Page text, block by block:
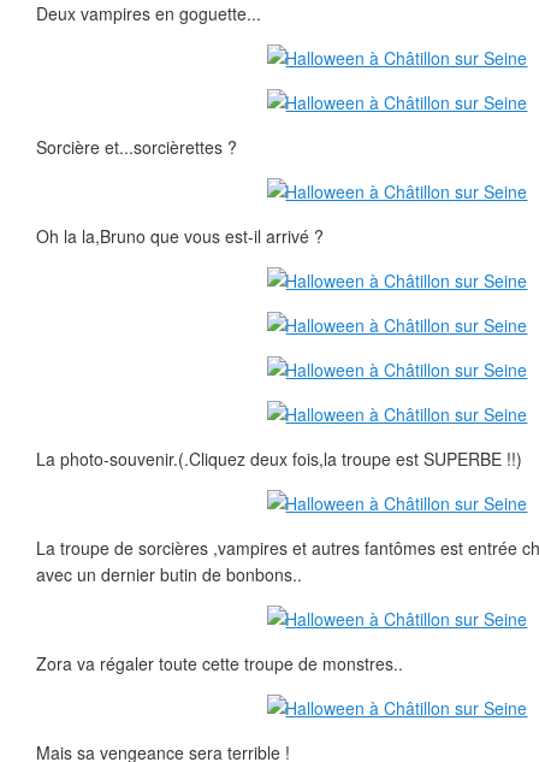
Deux vampires en goguette...
Sorcière et...sorcièrettes ?
Oh la la,Bruno que vous est-il arrivé ?
La photo-souvenir.(.Cliquez deux fois,la troupe est SUPERBE !!)
La troupe de sorcières ,vampires et autres fantômes est entrée
avec un dernier butin de bonbons..
Zora va régaler toute cette troupe de monstres..
Mais sa vengeance sera terrible !